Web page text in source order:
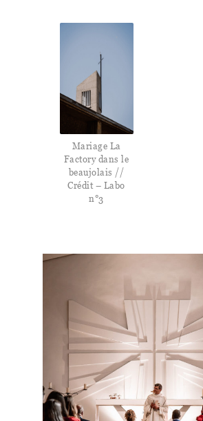
Mariage La
Factory dans le
beaujolais //
Crédit – Labo
n°3